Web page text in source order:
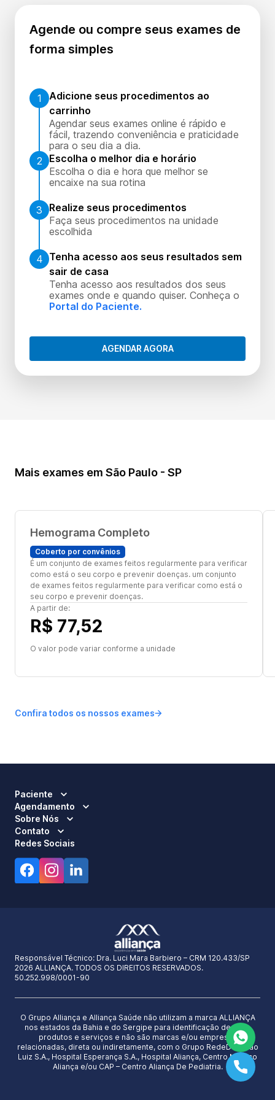
Agende ou compre seus exames de
forma simples
1
Adicione seus procedimentos ao
carrinho
Agendar seus exames online é rápido e
fácil, trazendo conveniência e praticidade
para o seu dia a dia.
2
Escolha o melhor dia e horário
Escolha o dia e hora que melhor se
encaixe na sua rotina
3
Realize seus procedimentos
Faça seus procedimentos na unidade
escolhida
4 Tenha acesso aos seus resultados sem
sair de casa
Tenha acesso aos resultados dos seus
exames onde e quando quiser. Conheça o
Portal do Paciente.
AGENDAR AGORA
Mais exames em São Paulo - SP
Hemograma Completo
Coberto por convênios
É um conjunto de exames feitos regularmente para verificar
como está o seu corpo e prevenir doenças. um conjunto
de exames feitos regularmente para verificar como está o
seu corpo e prevenir doenças.
A partir de:
R$ 77,52
O valor pode variar conforme a unidade
Confira todos os nossos exames
Paciente
Agendamento
Sobre Nós
Contato
Redes Sociais
Responsável Técnico: Dra. Luci Mara Barbiero – CRM 120.433/SP
2026 ALLIANÇA. TODOS OS DIREITOS RESERVADOS.
50.252.998/0001-90
O Grupo Alliança e Alliança Saúde não utilizam a marca ALLIANÇA
nos estados da Bahia e do Sergipe para identificação de seus
produtos e serviços e não são marcas e/ou empresas
relacionadas, direta ou indiretamente, com o Grupo RedeD’Or São
Luiz S.A., Hospital Esperança S.A., Hospital Aliança, Centro Médico
Aliança e/ou CAP – Centro Aliança De Pediatria.